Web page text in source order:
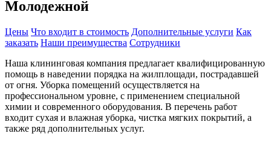
Молодежной
Цены Что входит в стоимость Дополнительные услуги Как
заказать Наши преимущества Сотрудники
Наша клининговая компания предлагает квалифицированную
помощь в наведении порядка на жилплощади, пострадавшей
от огня. Уборка помещений осуществляется на
профессиональном уровне, с применением специальной
химии и современного оборудования. В перечень работ
входит сухая и влажная уборка, чистка мягких покрытий, а
также ряд дополнительных услуг.